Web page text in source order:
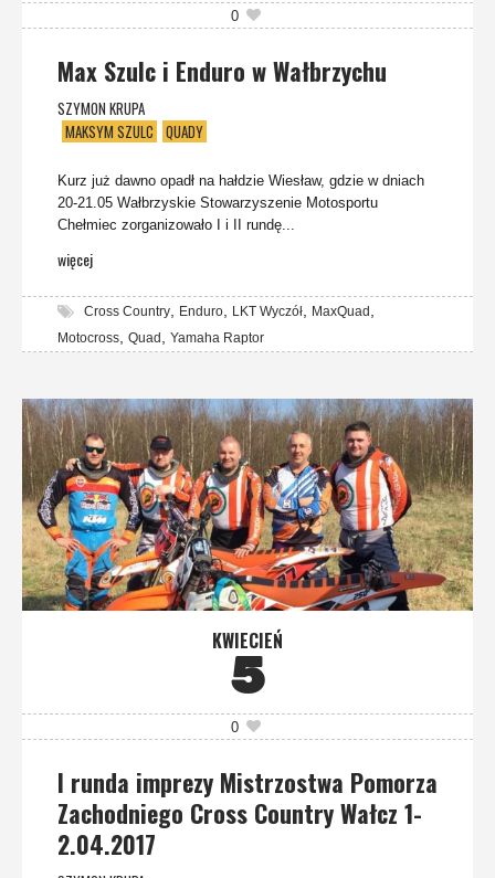
0
Max Szulc i Enduro w Wałbrzychu
SZYMON KRUPA
MAKSYM SZULC QUADY
Kurz już dawno opadł na hałdzie Wiesław, gdzie w dniach
20-21.05 Wałbrzyskie Stowarzyszenie Motosportu
Chełmiec zorganizowało I i II rundę...
więcej
Cross Country Enduro LKT Wyczół MaxQuad
Motocross Quad Yamaha Raptor
KWIECIEŃ
5
0
I runda imprezy Mistrzostwa Pomorza
Zachodniego Cross Country Wałcz 1-
2.04.2017